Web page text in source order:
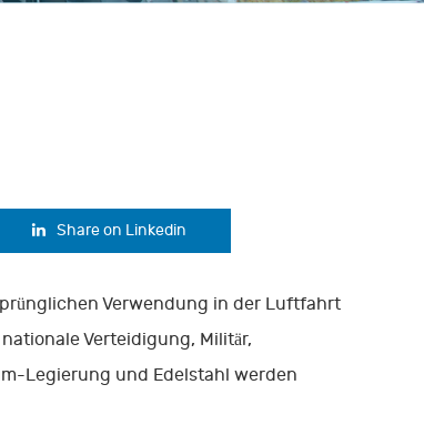
Share on Linkedin
Verwendung in der Luftfahrt
Verteidigung, Militär,
Legierung und Edelstahl werden